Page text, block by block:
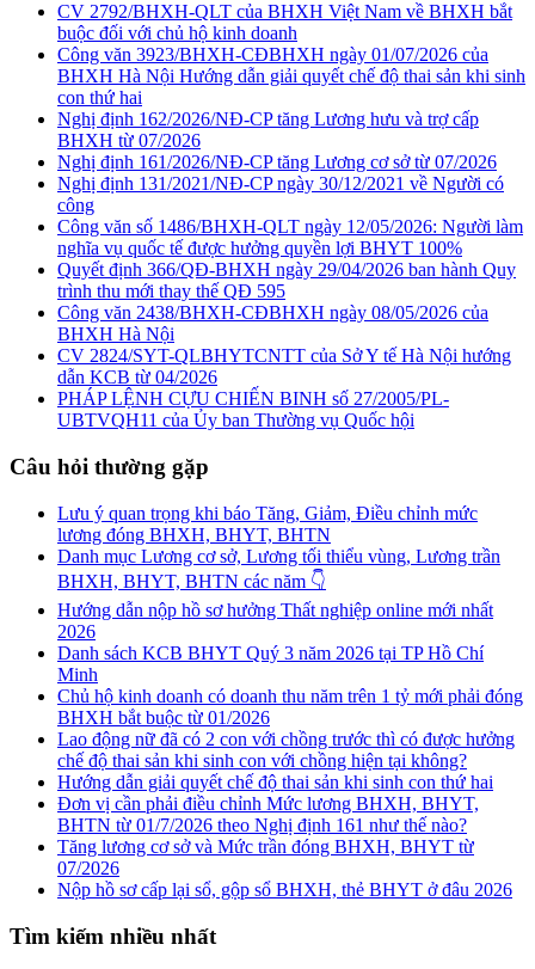
CV 2792/BHXH-QLT của BHXH Việt Nam về BHXH bắt
buộc đối với chủ hộ kinh doanh
Công văn 3923/BHXH-CĐBHXH ngày 01/07/2026 của
BHXH Hà Nội Hướng dẫn giải quyết chế độ thai sản khi sinh
con thứ hai
Nghị định 162/2026/NĐ-CP tăng Lương hưu và trợ cấp
BHXH từ 07/2026
Nghị định 161/2026/NĐ-CP tăng Lương cơ sở từ 07/2026
Nghị định 131/2021/NĐ-CP ngày 30/12/2021 về Người có
công
Công văn số 1486/BHXH-QLT ngày 12/05/2026: Người làm
nghĩa vụ quốc tế được hưởng quyền lợi BHYT 100%
Quyết định 366/QĐ-BHXH ngày 29/04/2026 ban hành Quy
trình thu mới thay thế QĐ 595
Công văn 2438/BHXH-CĐBHXH ngày 08/05/2026 của
BHXH Hà Nội
CV 2824/SYT-QLBHYTCNTT của Sở Y tế Hà Nội hướng
dẫn KCB từ 04/2026
PHÁP LỆNH CỰU CHIẾN BINH số 27/2005/PL-
UBTVQH11 của Ủy ban Thường vụ Quốc hội
Câu hỏi thường gặp
Lưu ý quan trọng khi báo Tăng, Giảm, Điều chỉnh mức
lương đóng BHXH, BHYT, BHTN
Danh mục Lương cơ sở, Lương tối thiểu vùng, Lương trần
BHXH, BHYT, BHTN các năm 👇
Hướng dẫn nộp hồ sơ hưởng Thất nghiệp online mới nhất
2026
Danh sách KCB BHYT Quý 3 năm 2026 tại TP Hồ Chí
Minh
Chủ hộ kinh doanh có doanh thu năm trên 1 tỷ mới phải đóng
BHXH bắt buộc từ 01/2026
Lao động nữ đã có 2 con với chồng trước thì có được hưởng
chế độ thai sản khi sinh con với chồng hiện tại không?
Hướng dẫn giải quyết chế độ thai sản khi sinh con thứ hai
Đơn vị cần phải điều chỉnh Mức lương BHXH, BHYT,
BHTN từ 01/7/2026 theo Nghị định 161 như thế nào?
Tăng lương cơ sở và Mức trần đóng BHXH, BHYT từ
07/2026
Nộp hồ sơ cấp lại sổ, gộp sổ BHXH, thẻ BHYT ở đâu 2026
Tìm kiếm nhiều nhất